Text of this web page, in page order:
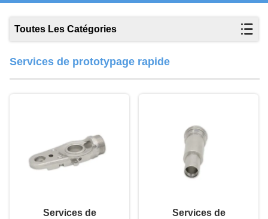
Toutes Les Catégories
Services de prototypage rapide
Services de
Services de